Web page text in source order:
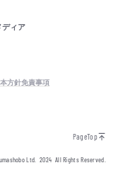
ディア
方針免責事項
PageTop
Ltd.2024 All Rights Reserved.